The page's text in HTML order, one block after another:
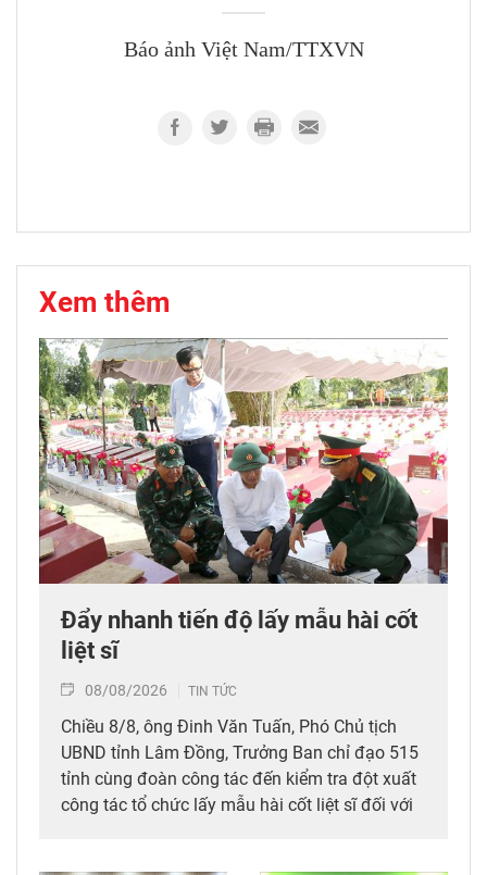
Báo ảnh Việt Nam/TTXVN
Xem thêm
Đẩy nhanh tiến độ lấy mẫu hài cốt
liệt sĩ
08/08/2026 TIN TỨC
Chiều 8/8, ông Đinh Văn Tuấn, Phó Chủ tịch
UBND tỉnh Lâm Đồng, Trưởng Ban chỉ đạo 515
tỉnh cùng đoàn công tác đến kiểm tra đột xuất
công tác tổ chức lấy mẫu hài cốt liệt sĩ đối với